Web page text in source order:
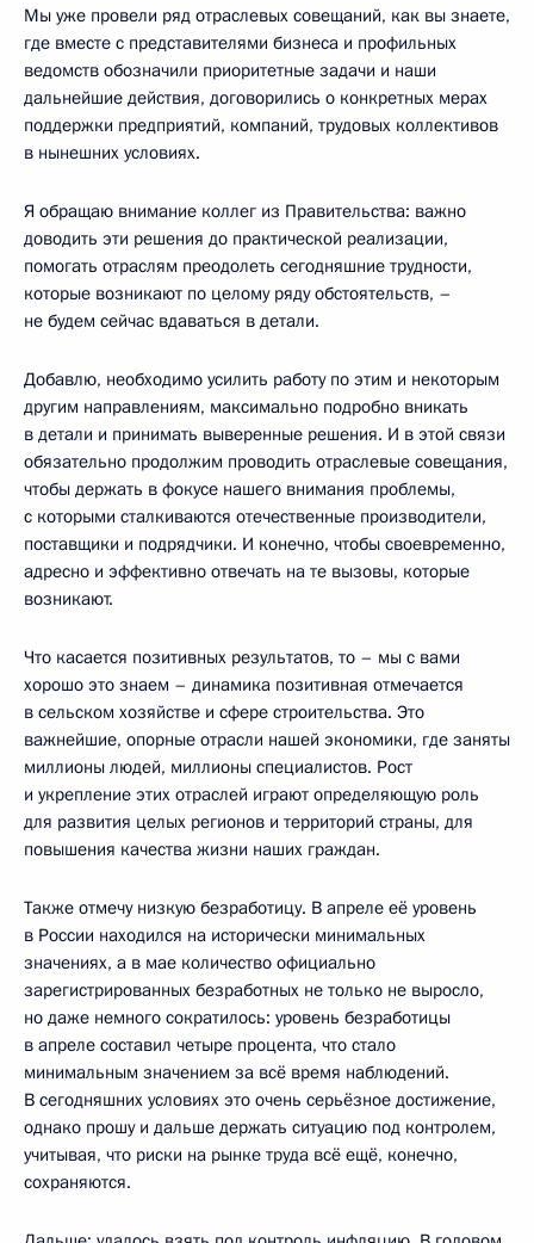
Мы уже провели ряд отраслевых совещаний, как вы знаете,
где вместе с представителями бизнеса и профильных
ведомств обозначили приоритетные задачи и наши
дальнейшие действия, договорились о конкретных мерах
поддержки предприятий, компаний, трудовых коллективов
в нынешних условиях.
Я обращаю внимание коллег из Правительства: важно
доводить эти решения до практической реализации,
помогать отраслям преодолеть сегодняшние трудности,
которые возникают по целому ряду обстоятельств, –
не будем сейчас вдаваться в детали.
Добавлю, необходимо усилить работу по этим и некоторым
другим направлениям, максимально подробно вникать
в детали и принимать выверенные решения. И в этой связи
обязательно продолжим проводить отраслевые совещания,
чтобы держать в фокусе нашего внимания проблемы,
с которыми сталкиваются отечественные производители,
поставщики и подрядчики. И конечно, чтобы своевременно,
адресно и эффективно отвечать на те вызовы, которые
возникают.
Что касается позитивных результатов, то – мы с вами
хорошо это знаем – динамика позитивная отмечается
в сельском хозяйстве и сфере строительства. Это
важнейшие, опорные отрасли нашей экономики, где заняты
миллионы людей, миллионы специалистов. Рост
и укрепление этих отраслей играют определяющую роль
для развития целых регионов и территорий страны, для
повышения качества жизни наших граждан.
Также отмечу низкую безработицу. В апреле её уровень
в России находился на исторически минимальных
значениях, а в мае количество официально
зарегистрированных безработных не только не выросло,
но даже немного сократилось: уровень безработицы
в апреле составил четыре процента, что стало
минимальным значением за всё время наблюдений.
В сегодняшних условиях это очень серьёзное достижение,
однако прошу и дальше держать ситуацию под контролем,
учитывая, что риски на рынке труда всё ещё, конечно,
сохраняются.